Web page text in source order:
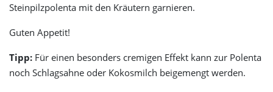
Steinpilzpolenta mit den Kräutern garnieren.
Guten Appetit!
Tipp: Für einen besonders cremigen Effekt kann zur Polenta
noch Schlagsahne oder Kokosmilch beigemengt werden.